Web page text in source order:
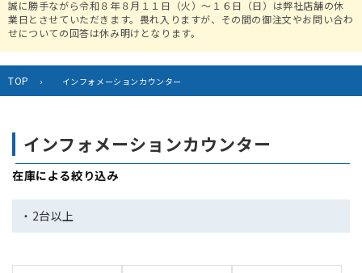
誠に勝手ながら令和８年８月１１日（火）〜１６日（日）は弊社店舗の休
業日とさせていただきます。畏れ入りますが、その間の御注文やお問い合わ
せについての回答は休み明けとなります。
TOP › インフォメーションカウンター
コ
レ
ク
シ
ョ
ン
インフォメーションカウンター
在庫による絞り込み
・2台以上